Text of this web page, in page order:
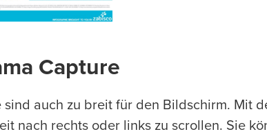
Capture
sind auch zu breit für den Bildschirm. Mit
nach rechts oder links zu scrollen. Sie